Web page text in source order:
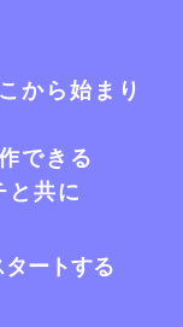
から始まり
できる
共に
ートする